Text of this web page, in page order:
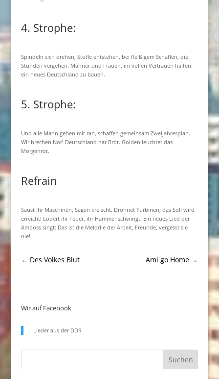
4. Strophe:
Spindeln sich drehen, Stoffe entstehen, bei fleißigem Schaffen, die
Stunden vergehen. Männer und Frauen, im vollen Vertrauen halfen
ein neues Deutschland zu bauen.
5. Strophe:
Und alle Mann gehen mit ran, schaffen gemeinsam Zweijahresplan.
Wir brechen Not! Deutschland hat Brot. Golden leuchtet das
Morgenrot.
Refrain
Saust ihr Maschinen, Sägen kreischt. Dröhnet Turbinen, das Soll wird
erreicht! Lodert ihr Feuer, ihr Hämmer schwingt! Ein neues Lied der
Amboss singt: Das ist die Melodie der Arbeit, Freunde, vergesst sie
nie!
← Des Volkes Blut Ami go Home →
Wir auf Facebook
Lieder aus der DDR